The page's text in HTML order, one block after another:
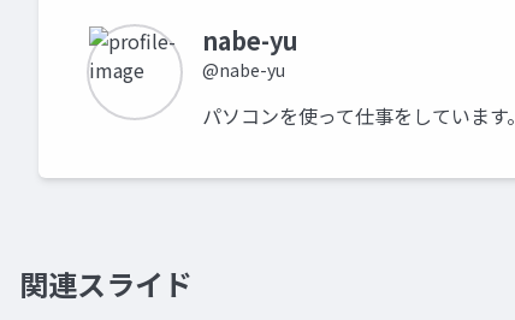
nabe-yu
@nabe-yu
パソコンを使って仕事をしています。
関連スライド